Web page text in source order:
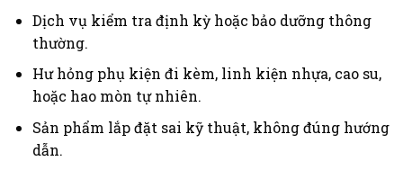
Dịch vụ kiểm tra định kỳ hoặc bảo dưỡng thông
thường.
Hư hỏng phụ kiện đi kèm, linh kiện nhựa, cao su,
hoặc hao mòn tự nhiên.
Sản phẩm lắp đặt sai kỹ thuật, không đúng hướng
dẫn.